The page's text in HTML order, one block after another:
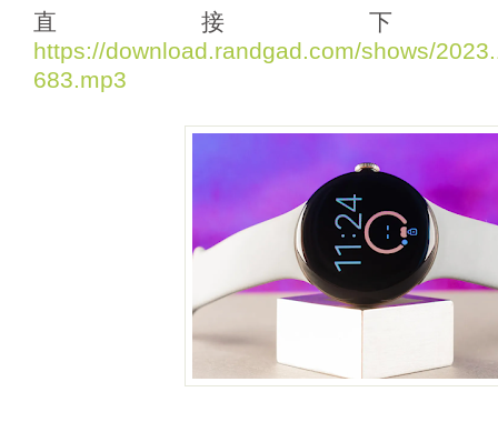
i
o
P
l
直接
https://download.randgad.com/shows/
683.mp3